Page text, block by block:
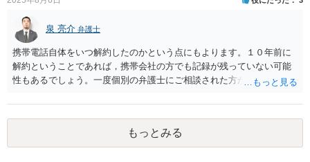
泉 亮介 弁護士
携帯電話自体をいつ解約したのかという点にもよります。１０年前に
解約ということであれば，携帯会社の方でも記録が残っていない可能
性もあるでしょう。一度個別の弁護士にご相談された方が良いかと思
もっとみる